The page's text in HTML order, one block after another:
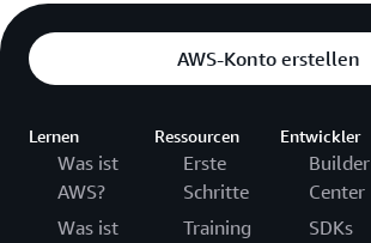
AWS-Konto erstellen
Lernen
Was ist
AWS?
Was ist
Ressourcen
Erste
Schritte
Training
Entwickler
Builder
Center
SDKs